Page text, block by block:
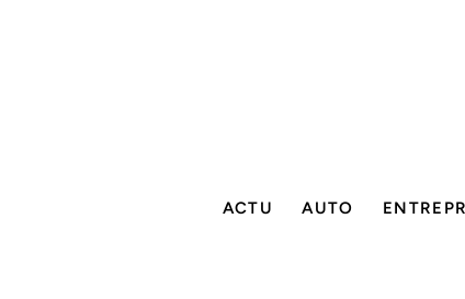
ACTU AUTO